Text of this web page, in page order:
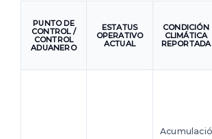
PUNTO DE
CONTROL /
CONTROL
ADUANERO
ESTATUS
OPERATIVO
ACTUAL
CONDICIÓN
CLIMÁTICA
REPORTADA